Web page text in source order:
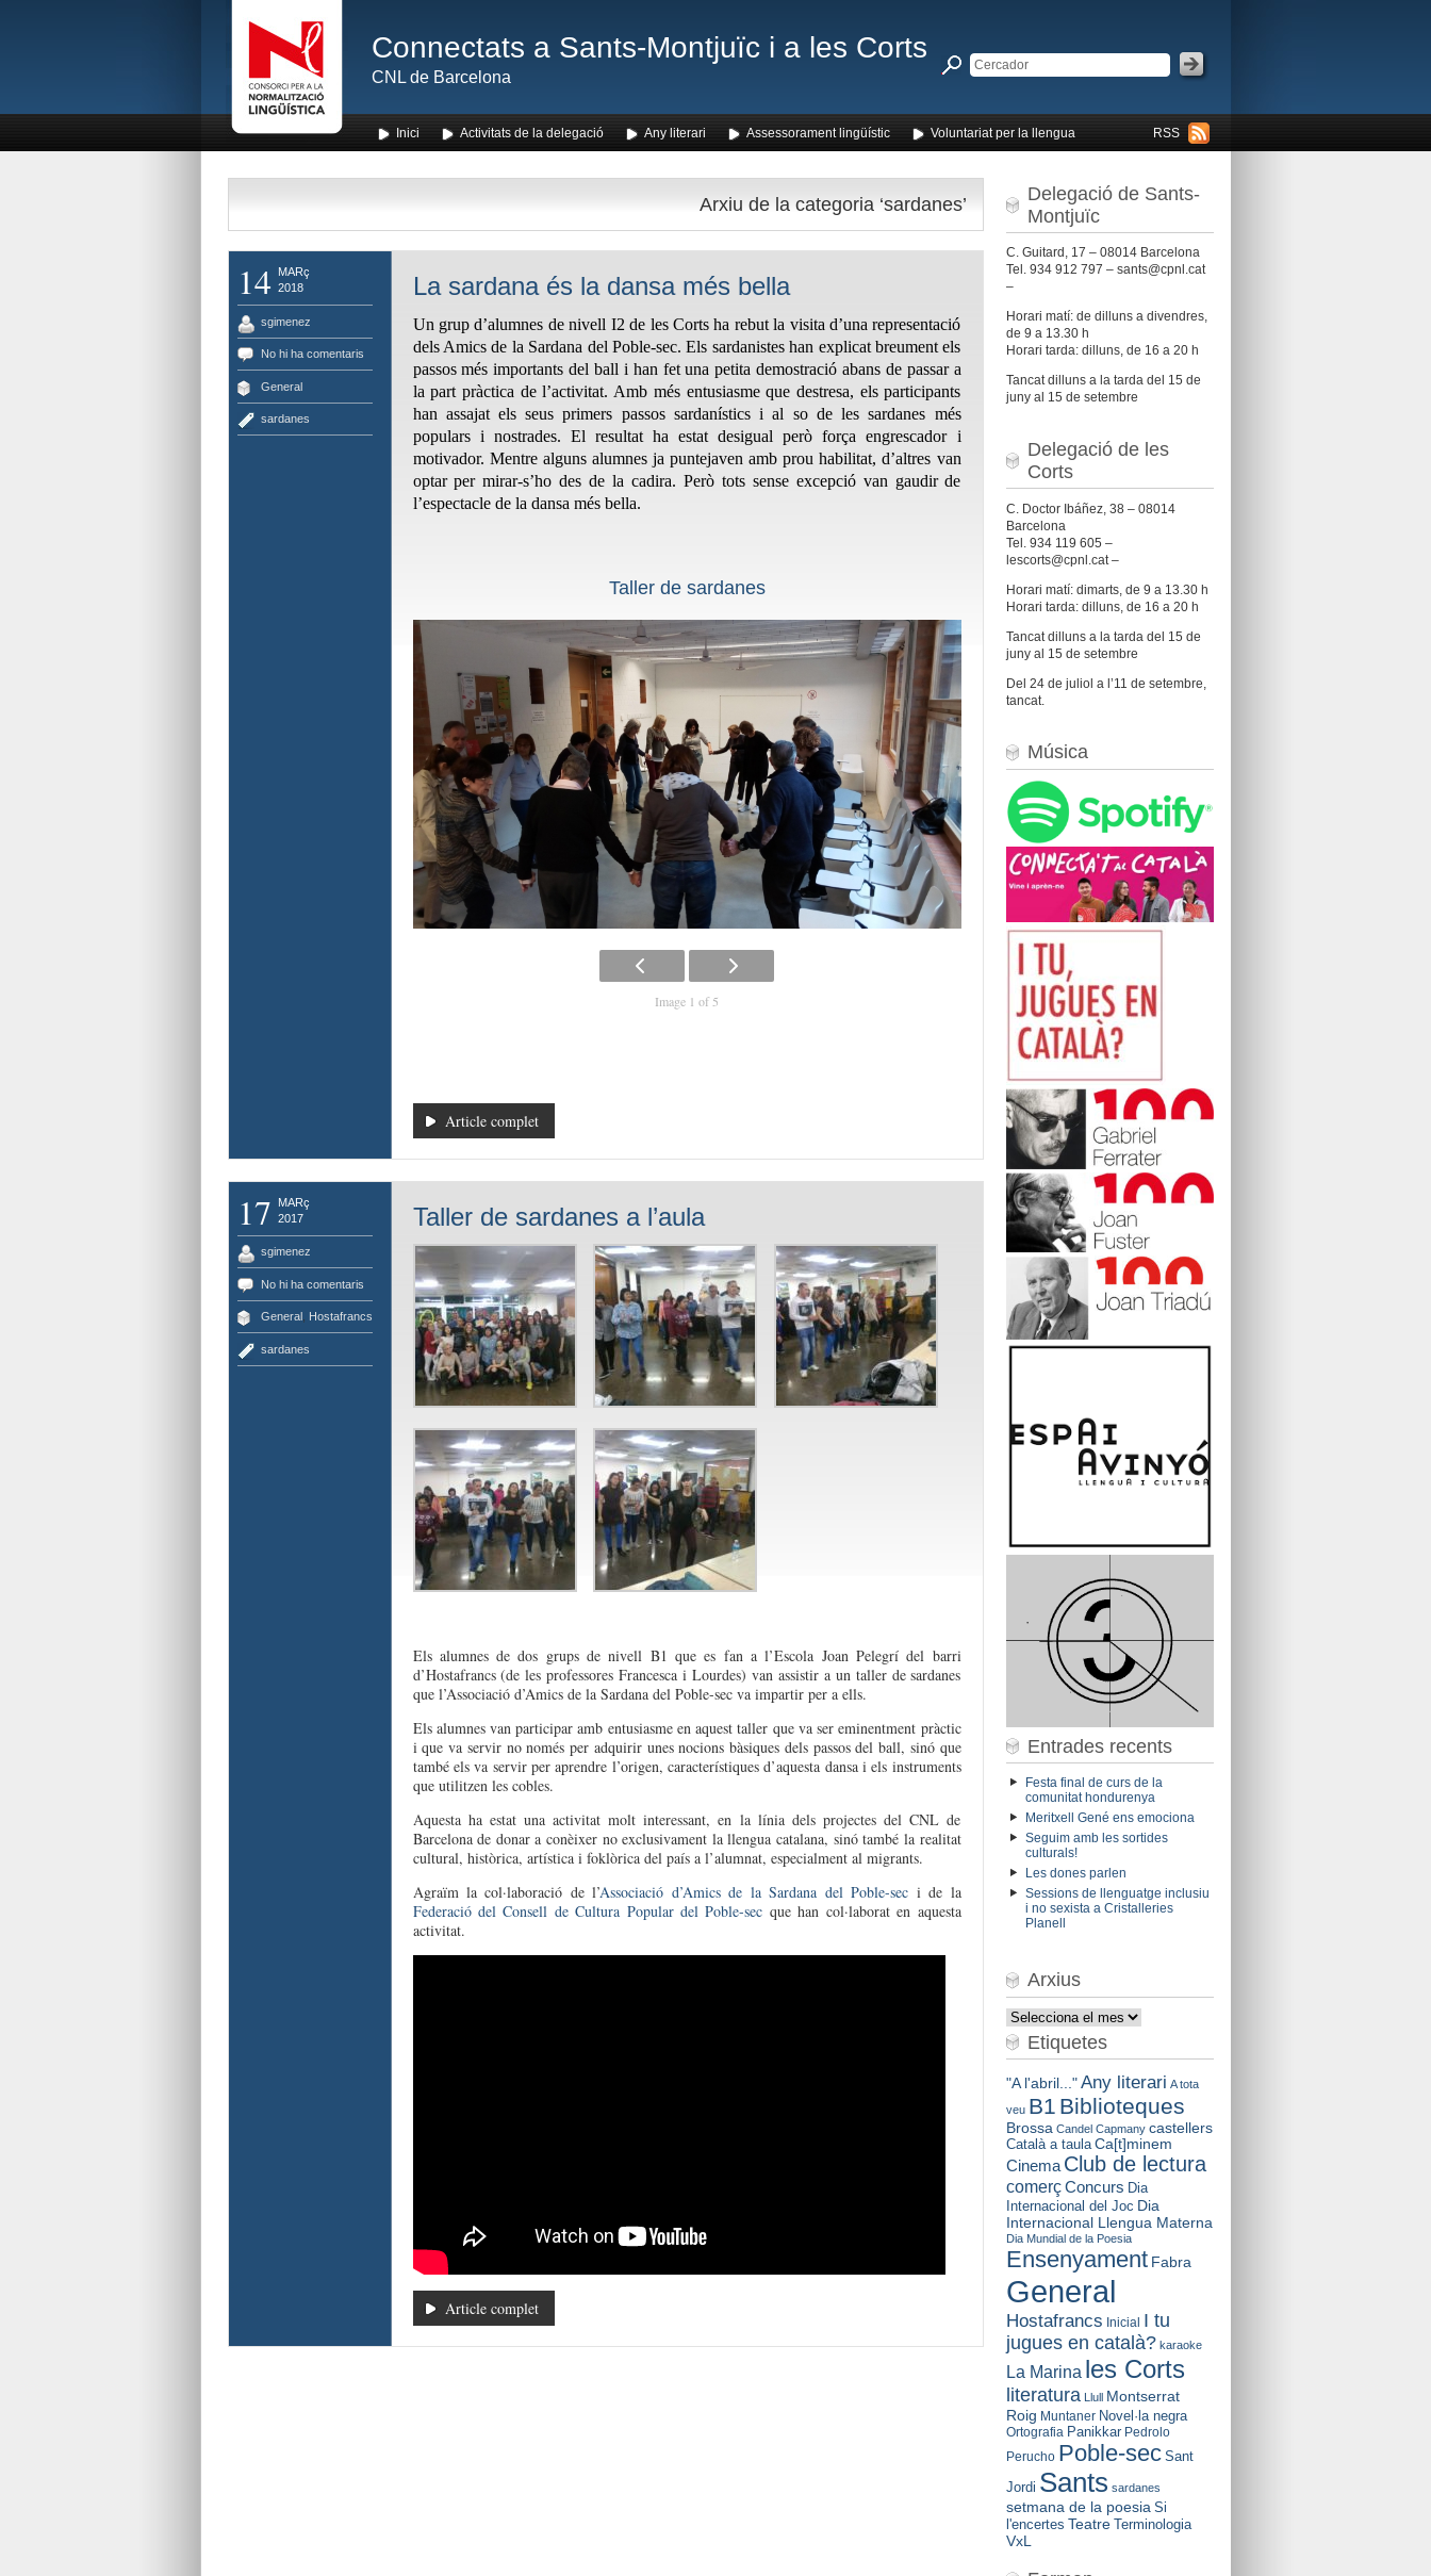
Connectats a Sants-Montjuïc i a les Corts
CNL de Barcelona
RSS
Inici Activitats de la delegació Any literari Assessorament lingüístic Voluntariat per la llengua
Arxiu de la categoria ‘sardanes’
14
MARç
2018
sgimenez
No hi ha comentaris
General
sardanes
La sardana és la dansa més bella
Un grup d’alumnes de nivell I2 de les Corts ha rebut la visita d’una representació
dels Amics de la Sardana del Poble-sec. Els sardanistes han explicat breument els
passos més importants del ball i han fet una petita demostració abans de passar a
la part pràctica de l’activitat. Amb més entusiasme que destresa, els participants
han assajat els seus primers passos sardanístics i al so de les sardanes més
populars i nostrades. El resultat ha estat desigual però força engrescador i
motivador. Mentre alguns alumnes ja puntejaven amb prou habilitat, d’altres van
optar per mirar-s’ho des de la cadira. Però tots sense excepció van gaudir de
l’espectacle de la dansa més bella.
Taller de sardanes
Image 1 of 5
Article complet
17
MARç
2017
sgimenez
No hi ha comentaris
General, Hostafrancs
sardanes
Taller de sardanes a l’aula
Els alumnes de dos grups de nivell B1 que es fan a l’Escola Joan Pelegrí del barri
d’Hostafrancs (de les professores Francesca i Lourdes) van assistir a un taller de sardanes
que l’Associació d’Amics de la Sardana del Poble-sec va impartir per a ells.
Els alumnes van participar amb entusiasme en aquest taller que va ser eminentment pràctic
i que va servir no només per adquirir unes nocions bàsiques dels passos del ball, sinó que
també els va servir per aprendre l’origen, característiques d’aquesta dansa i els instruments
que utilitzen les cobles.
Aquesta ha estat una activitat molt interessant, en la línia dels projectes del CNL de
Barcelona de donar a conèixer no exclusivament la llengua catalana, sinó també la realitat
cultural, històrica, artística i foklòrica del país a l’alumnat, especialment al migrants.
Agraïm la col·laboració de l’Associació d’Amics de la Sardana del Poble-sec i de la
Federació del Consell de Cultura Popular del Poble-sec que han col·laborat en aquesta
activitat.
Article complet
Delegació de Sants-
Montjuïc
C. Guitard, 17 – 08014 Barcelona
Tel. 934 912 797 – sants@cpnl.cat
–
Horari matí: de dilluns a divendres,
de 9 a 13.30 h
Horari tarda: dilluns, de 16 a 20 h
Tancat dilluns a la tarda del 15 de
juny al 15 de setembre
Delegació de les
Corts
C. Doctor Ibáñez, 38 – 08014
Barcelona
Tel. 934 119 605 –
lescorts@cpnl.cat –
Horari matí: dimarts, de 9 a 13.30 h
Horari tarda: dilluns, de 16 a 20 h
Tancat dilluns a la tarda del 15 de
juny al 15 de setembre
Del 24 de juliol a l’11 de setembre,
tancat.
Música
Entrades recents
Festa final de curs de la
comunitat hondurenya
Meritxell Gené ens emociona
Seguim amb les sortides
culturals!
Les dones parlen
Sessions de llenguatge inclusiu
i no sexista a Cristalleries
Planell
Arxius
Arxius
Etiquetes
"A l'abril..." Any literari A tota
veu B1 Biblioteques
Brossa Candel Capmany castellers
Català a taula Ca[t]minem
Cinema Club de lectura
comerç Concurs Dia
Internacional del Joc Dia
Internacional Llengua Materna
Dia Mundial de la Poesia
Ensenyament Fabra
General
Hostafrancs Inicial I tu
jugues en català? karaoke
La Marina les Corts
literatura Llull Montserrat
Roig Muntaner Novel·la negra
Ortografia Panikkar Pedrolo
Perucho Poble-sec Sant
Jordi Sants sardanes
setmana de la poesia Si
l'encertes Teatre Terminologia
VxL